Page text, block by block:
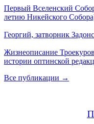
Первый Вселенский
летию Никейского
Георгий, затворник
Жизнеописание
истории оптинской
Все публикации →